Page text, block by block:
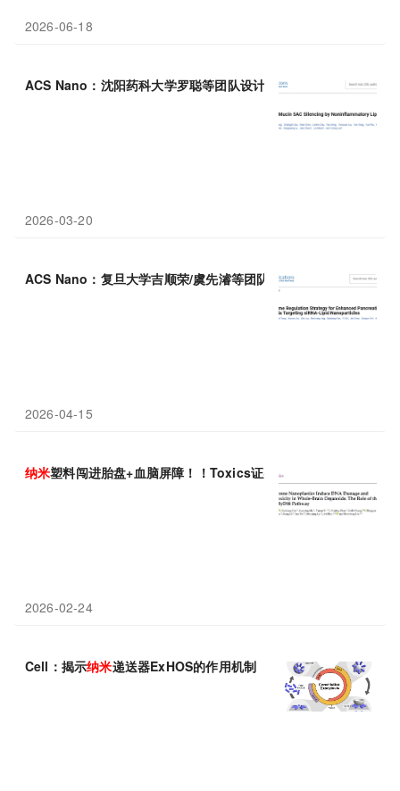
2026-06-18
ACS Nano：沈阳药科大学罗聪等团队设计低炎症脂质 纳米粒靶向
2026-03-20
ACS Nano：复旦大学吉顺荣/虞先濬等团队研究利用脂质 纳米粒
2026-04-15
纳米塑料闯进胎盘+血脑屏障！！Toxics证实聚苯乙烯
2026-02-24
Cell：揭示纳米递送器ExHOS的作用机制